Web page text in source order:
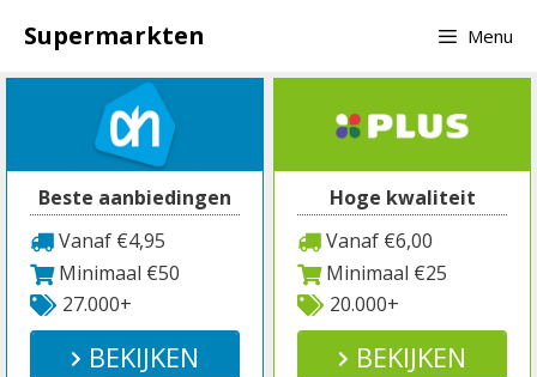
naar
inhoud
Supermarkten Menu
Beste aanbiedingen
Vanaf €4,95
Minimaal €50
27.000+
BEKIJKEN
Hoge kwaliteit
Vanaf €6,00
Minimaal €25
20.000+
BEKIJKEN